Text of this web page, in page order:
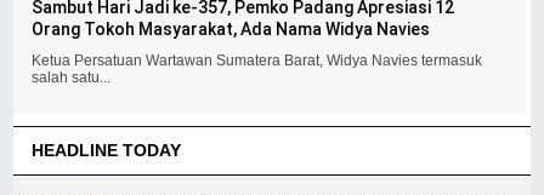
Sambut Hari Jadi ke-357, Pemko Padang Apresiasi 12
Orang Tokoh Masyarakat, Ada Nama Widya Navies
Ketua Persatuan Wartawan Sumatera Barat, Widya Navies termasuk
salah satu...
HEADLINE TODAY